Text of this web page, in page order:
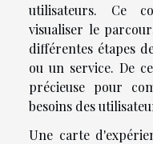
utilisateurs. Ce
visualiser le
différentes étapes
ou un service. De
précieuse pour
besoins des
Une carte